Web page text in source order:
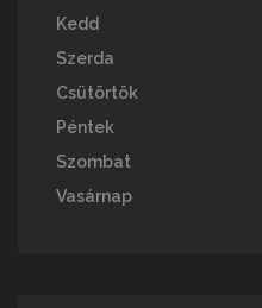
Kedd
Szerda
Csütörtök
Péntek
Szombat
Vasárnap